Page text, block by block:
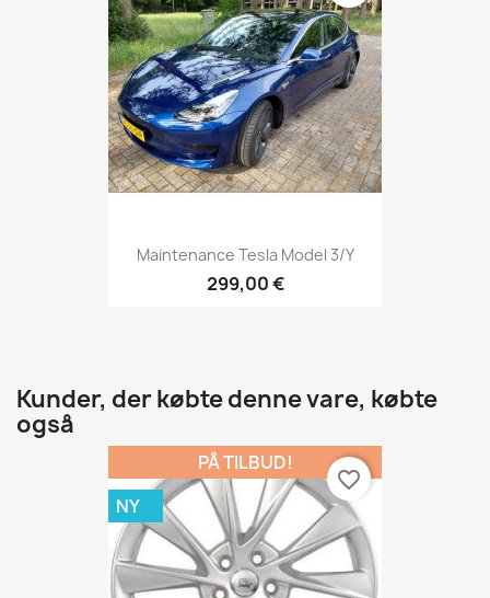
Maintenance Tesla Model 3/Y
299,00 €
Kunder, der købte denne vare, købte
også
PÅ TILBUD!
NY
favorite_border